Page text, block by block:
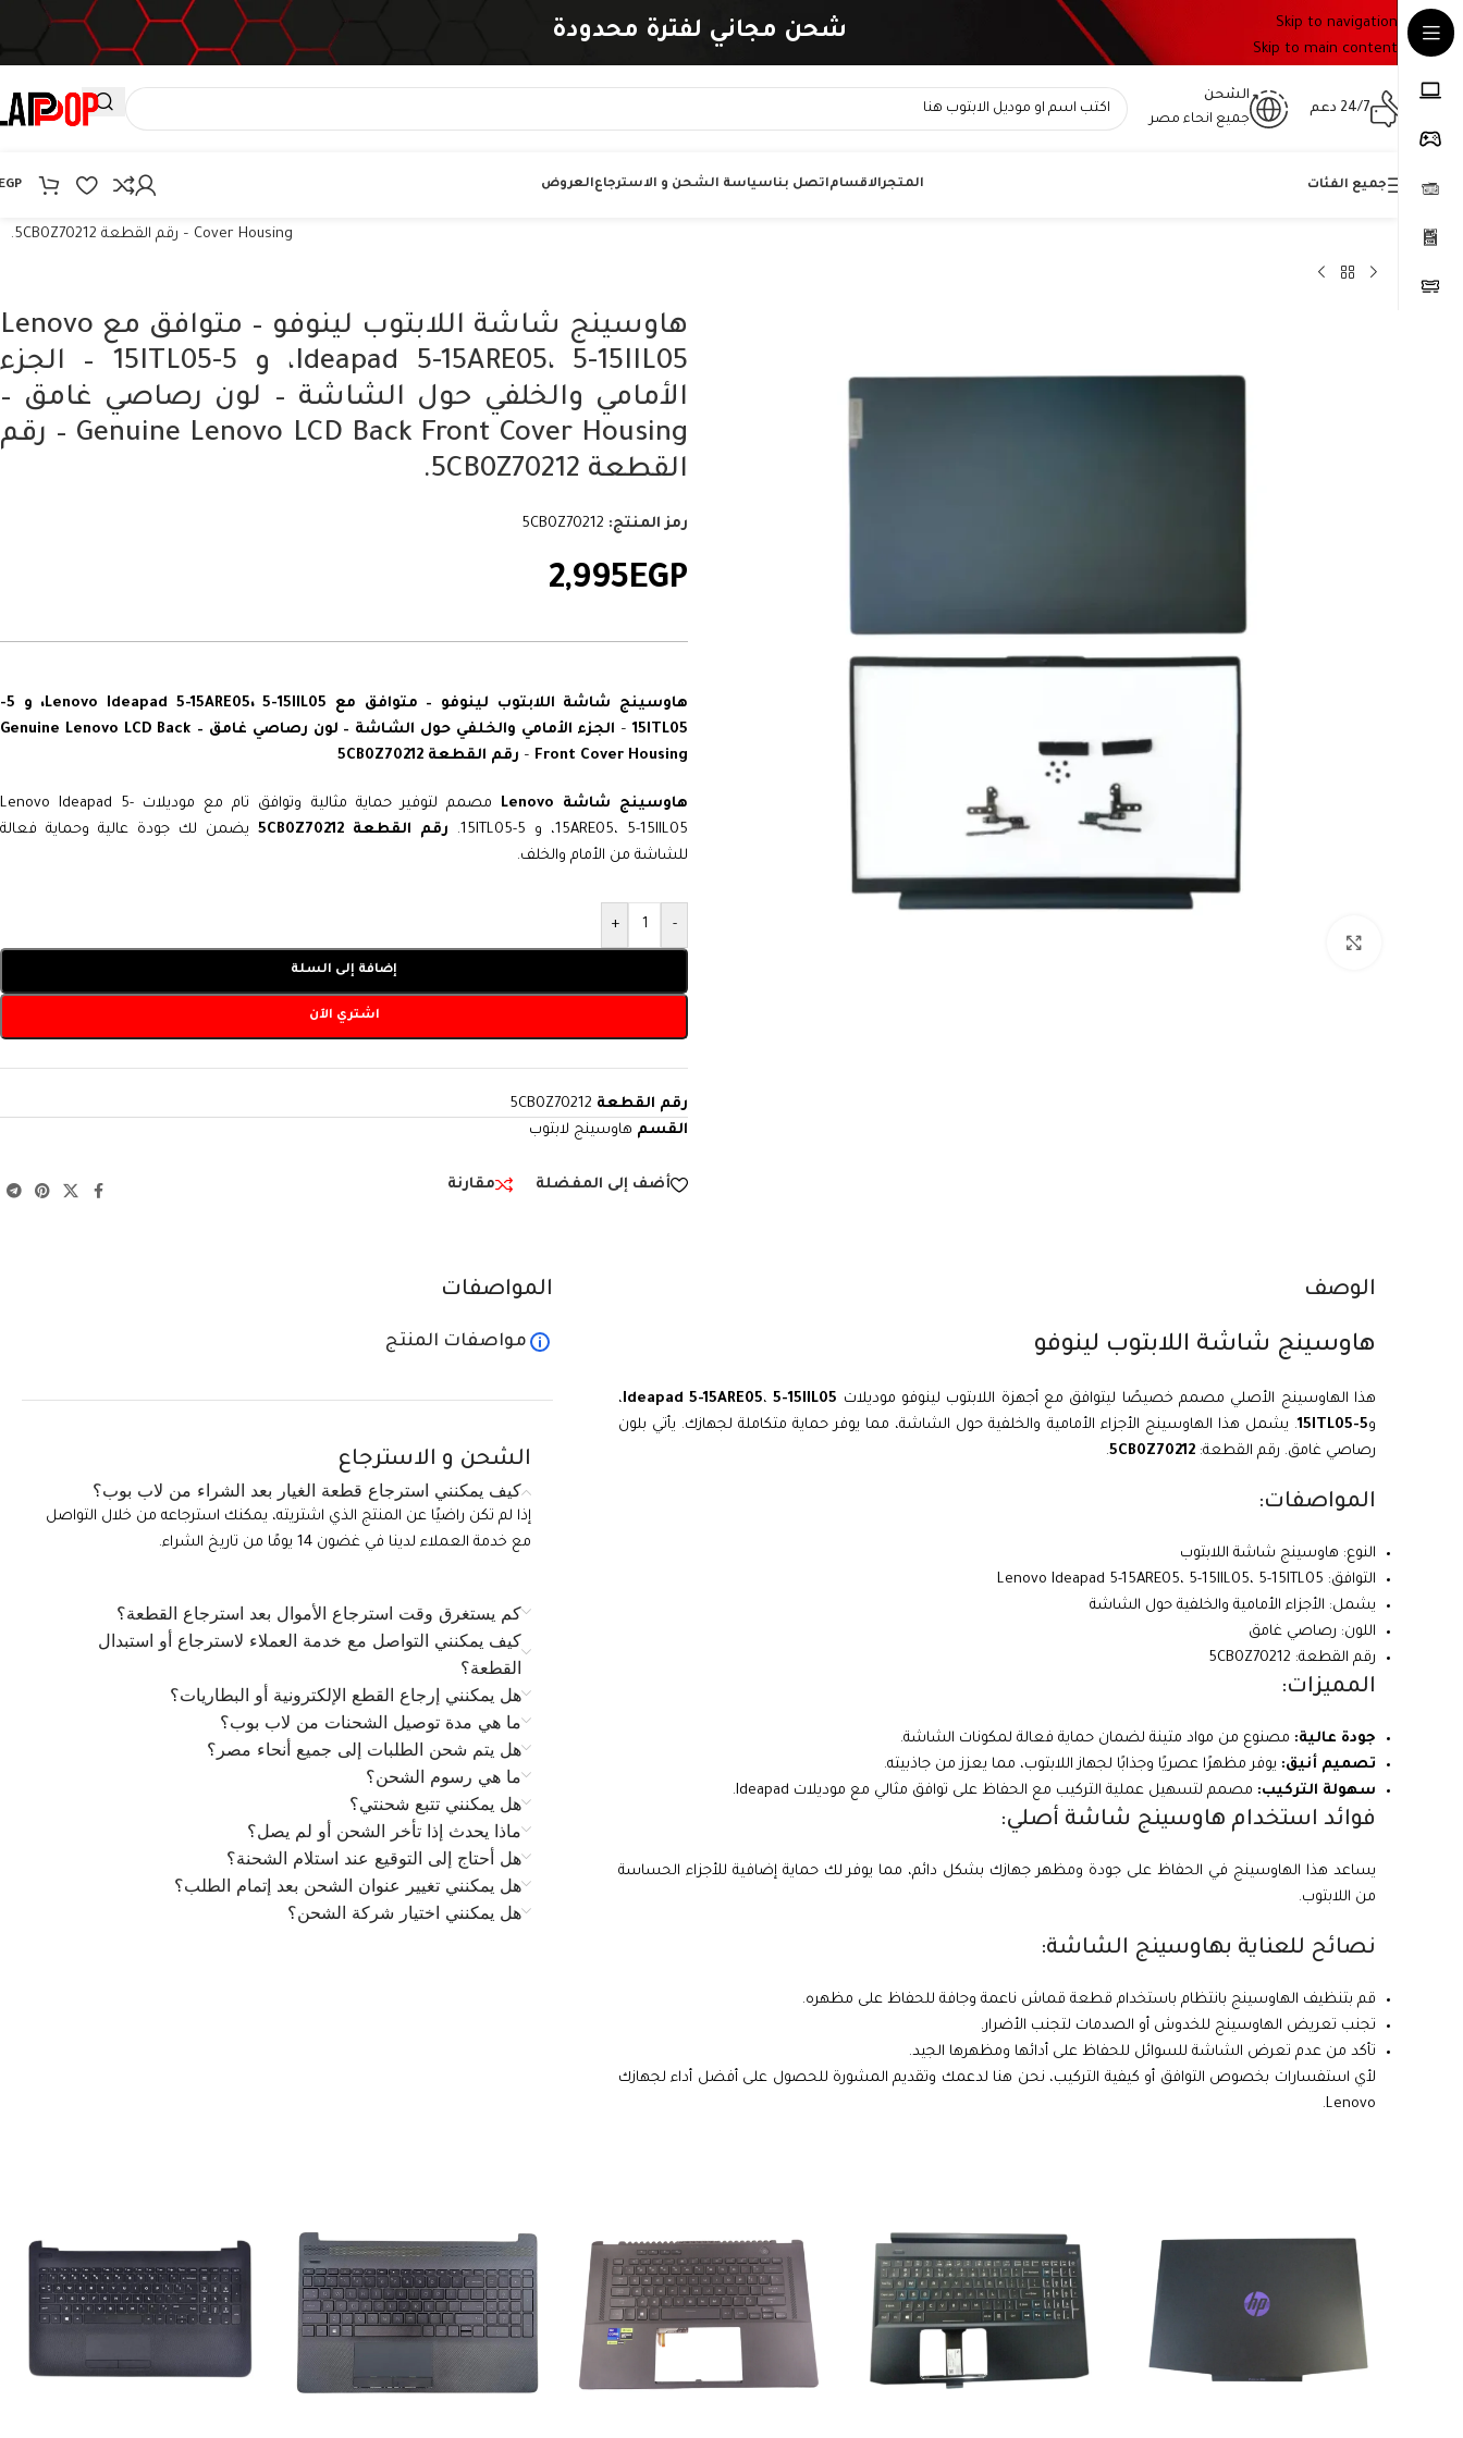
Skip to navigation
Skip to main content
شحن مجاني لفترة محدودة
24/7 دعم
الشحن
جميع انحاء مصر
جميع الفئات المتجرالاقساماتصل بناسياسة الشحن و الاسترجاعالعروض
Cover Housing – رقم القطعة 5CB0Z70212.
هاوسينج شاشة اللابتوب لينوفو – متوافق مع Lenovo
Ideapad 5-15ARE05، 5-15IIL05، و 5-15ITL05 – الجزء
الأمامي والخلفي حول الشاشة – لون رصاصي غامق –
Genuine Lenovo LCD Back Front Cover Housing – رقم
القطعة 5CB0Z70212.
رمز المنتج: 5CB0Z70212
2,995EGP
هاوسينج شاشة اللابتوب لينوفو – متوافق مع Lenovo Ideapad 5-15ARE05، 5-15IIL05، و 5-
15ITL05
–
الجزء الأمامي والخلفي حول الشاشة – لون رصاصي غامق – Genuine Lenovo LCD Back
Front Cover Housing
– رقم القطعة 5CB0Z70212
هاوسينج شاشة Lenovo
مصمم لتوفير حماية مثالية وتوافق تام مع موديلات Lenovo Ideapad 5-
15ARE05، 5-15IIL05، و 5-15ITL05.
رقم القطعة 5CB0Z70212
يضمن لك جودة عالية وحماية فعالة
للشاشة من الأمام والخلف.
-
+
إضافة إلى السلة
اشتري الآن
رقم القطعة 5CB0Z70212
القسم هاوسينج لابتوب
أضف إلى المفضلة مقارنة
الوصف
هاوسينج شاشة اللابتوب لينوفو
هذا الهاوسينج الأصلي مصمم خصيصًا ليتوافق مع أجهزة اللابتوب لينوفو موديلات Ideapad 5-15ARE05،5-15IIL05
،
و5-15ITL05
. يشمل هذا الهاوسينج الأجزاء الأمامية والخلفية حول الشاشة، مما يوفر حماية متكاملة لجهازك. يأتي بلون
رصاصي غامق. رقم القطعة: 5CB0Z70212
.
المواصفات:
النوع: هاوسينج شاشة اللابتوب
التوافق: Lenovo Ideapad 5-15ARE05، 5-15IIL05، 5-15ITL05
يشمل: الأجزاء الأمامية والخلفية حول الشاشة
اللون: رصاصي غامق
رقم القطعة: 5CB0Z70212
المميزات:
جودة عالية: مصنوع من مواد متينة لضمان حماية فعالة لمكونات الشاشة.
تصميم أنيق: يوفر مظهرًا عصريًا وجذابًا لجهاز اللابتوب، مما يعزز من جاذبيته.
سهولة التركيب: مصمم لتسهيل عملية التركيب مع الحفاظ على توافق مثالي مع موديلات Ideapad.
فوائد استخدام هاوسينج شاشة أصلي:
يساعد هذا الهاوسينج في الحفاظ على جودة ومظهر جهازك بشكل دائم، مما يوفر لك حماية إضافية للأجزاء الحساسة
من اللابتوب.
نصائح للعناية بهاوسينج الشاشة:
قم بتنظيف الهاوسينج بانتظام باستخدام قطعة قماش ناعمة وجافة للحفاظ على مظهره.
تجنب تعريض الهاوسينج للخدوش أو الصدمات لتجنب الأضرار.
تأكد من عدم تعرض الشاشة للسوائل للحفاظ على أدائها ومظهرها الجيد.
لأي استفسارات بخصوص التوافق أو كيفية التركيب، نحن هنا لدعمك وتقديم المشورة للحصول على أفضل أداء لجهازك
Lenovo.
المواصفات
مواصفات المنتج
الشحن و الاسترجاع
كيف يمكنني استرجاع قطعة الغيار بعد الشراء من لاب بوب؟
إذا لم تكن راضيًا عن المنتج الذي اشتريته، يمكنك استرجاعه من خلال التواصل
مع خدمة العملاء لدينا في غضون 14 يومًا من تاريخ الشراء.
كم يستغرق وقت استرجاع الأموال بعد استرجاع القطعة؟
كيف يمكنني التواصل مع خدمة العملاء لاسترجاع أو استبدال
القطعة؟
هل يمكنني إرجاع القطع الإلكترونية أو البطاريات؟
ما هي مدة توصيل الشحنات من لاب بوب؟
هل يتم شحن الطلبات إلى جميع أنحاء مصر؟
ما هي رسوم الشحن؟
هل يمكنني تتبع شحنتي؟
ماذا يحدث إذا تأخر الشحن أو لم يصل؟
هل أحتاج إلى التوقيع عند استلام الشحنة؟
هل يمكنني تغيير عنوان الشحن بعد إتمام الطلب؟
هل يمكنني اختيار شركة الشحن؟